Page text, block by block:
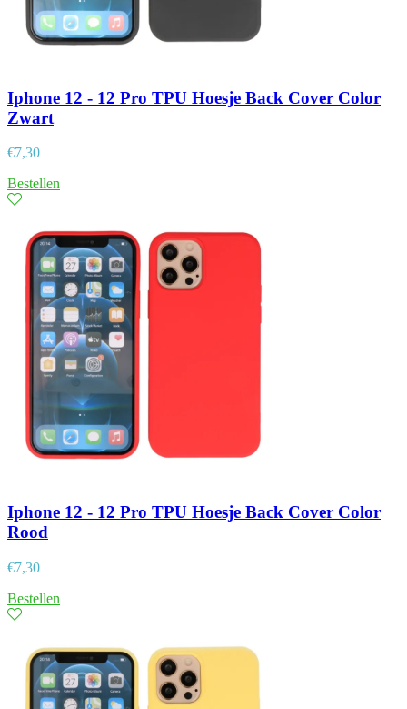
Iphone 12 - 12 Pro TPU Hoesje Back Cover Color
Zwart
€7,30
Bestellen
Iphone 12 - 12 Pro TPU Hoesje Back Cover Color
Rood
€7,30
Bestellen